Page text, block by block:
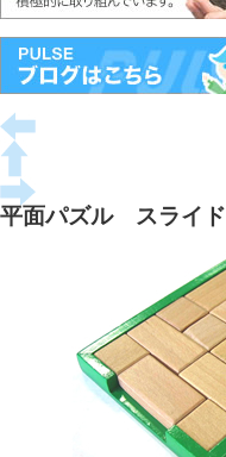
平面パズル スライド